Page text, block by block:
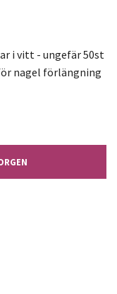
i vitt - ungefär 50st
nagel förlängning